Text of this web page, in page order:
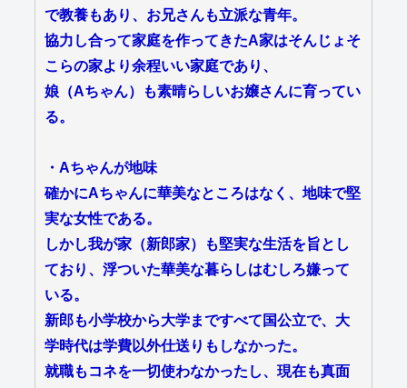
で教養もあり、お兄さんも立派な青年。
協力し合って家庭を作ってきたA家はそんじょそ
こらの家より余程いい家庭であり、
娘（Aちゃん）も素晴らしいお嬢さんに育ってい
る。
・Aちゃんが地味
確かにAちゃんに華美なところはなく、地味で堅
実な女性である。
しかし我が家（新郎家）も堅実な生活を旨とし
ており、浮ついた華美な暮らしはむしろ嫌って
いる。
新郎も小学校から大学まですべて国公立で、大
学時代は学費以外仕送りもしなかった。
就職もコネを一切使わなかったし、現在も真面